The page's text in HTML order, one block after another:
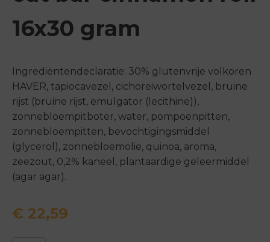
16x30 gram
Ingrediëntendeclaratie: 30% glutenvrije volkoren
HAVER, tapiocavezel, cichoreiwortelvezel, bruine
rijst (bruine rijst, emulgator (lecithine)),
zonnebloempitboter, water, pompoenpitten,
zonnebloempitten, bevochtigingsmiddel
(glycerol), zonnebloemolie, quinoa, aroma,
zeezout, 0,2% kaneel, plantaardige geleermiddel
(agar agar).
€ 22,59